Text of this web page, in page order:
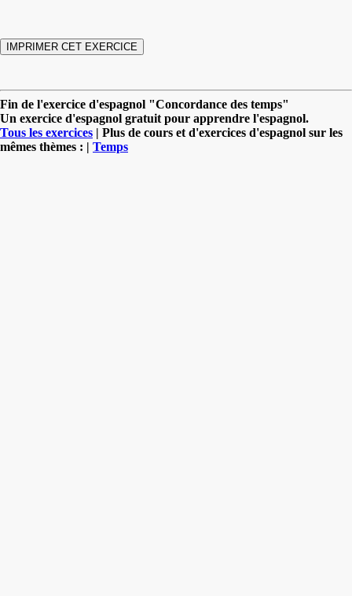
Fin de l'exercice d'espagnol "Concordance des temps"
Un exercice d'espagnol gratuit pour apprendre l'espagnol.
Tous les exercices | Plus de cours et d'exercices d'espagnol sur les
mêmes thèmes : | Temps